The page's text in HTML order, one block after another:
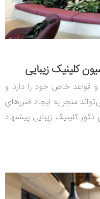
کلینیک زیبایی
و قواعد خاص خود را دارد و
منجر به ایجاد ضررهای
کلینیک زیبایی پیشنهاد